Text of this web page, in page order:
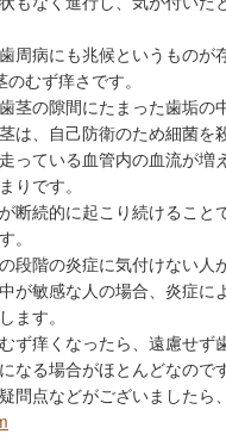
周病にも兆候というものが
むず痒さです。
茎の隙間にたまった歯垢の
は、自己防衛のため細菌を
っている血管内の血流が増
りです。
断続的に起こり続けるこ
。
段階の炎症に気付けない人
が敏感な人の場合、炎症
ます。
ず痒くなったら、遠慮せ
なる場合がほとんどなのです
問点などがございましたら